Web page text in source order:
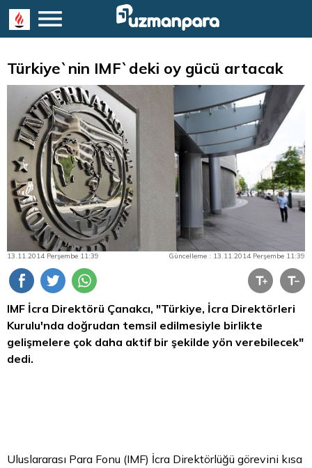
Türkiye`nin IMF`deki oy gücü artacak
13.11.2014 Perşembe 11:39 Güncelleme : 13.11.2014 Perşembe 11:39
IMF İcra Direktörü Çanakcı, "Türkiye, İcra Direktörleri
Kurulu'nda doğrudan temsil edilmesiyle birlikte
gelişmelere çok daha aktif bir şekilde yön verebilecek"
dedi.
Uluslararası Para Fonu (IMF) İcra Direktörlüğü görevini kısa